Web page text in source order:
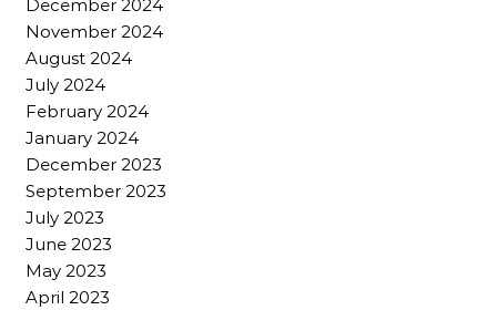
December 2024
November 2024
August 2024
July 2024
February 2024
January 2024
December 2023
September 2023
July 2023
June 2023
May 2023
April 2023